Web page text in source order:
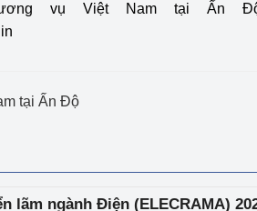
vụ Việt Nam tại Ấn
tại Ấn Độ
lãm ngành Điện (ELECRAMA)